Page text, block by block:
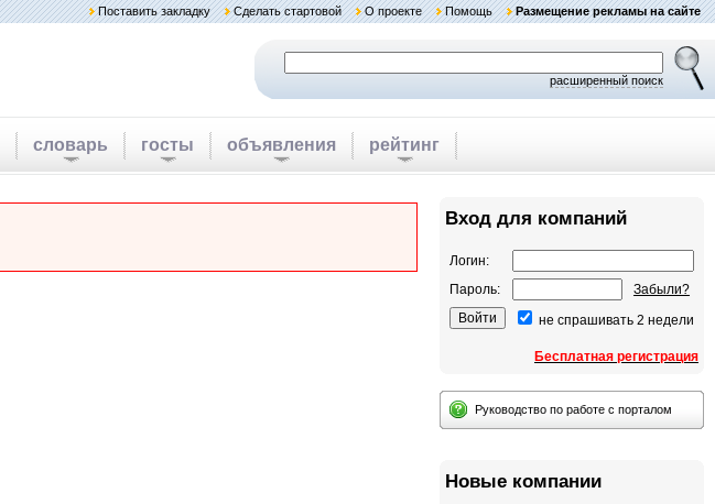
Поставить закладку Сделать стартовой О проекте Помощь Размещение рекламы на сайте
расширенный поиск
словарь госты объявления рейтинг
Вход для компаний
Логин:
Пароль:
Забыли?
не спрашивать 2 недели
Бесплатная регистрация
Руководство по работе с порталом
Новые компании